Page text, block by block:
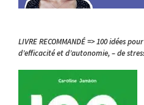
LIVRE RECOMMANDÉ => 100 idées
d’efficacité et d’autonomie, – de